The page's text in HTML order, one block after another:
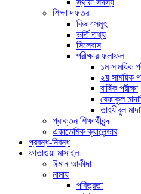
স্থায়ী সদস্য
শিক্ষা দফতর
বিভাগসমূহ
ভর্তি তথ্য
সিলেবাস
পরীক্ষার ফলাফল
১ম সাময়িক
২য় সাময়িক
বার্ষিক পরীক্ষা
বেফাকুল
তাহযীবুল
প্রাক্তন শিক্ষার্থীবৃন্দ
একাডেমিক ক্যালেন্ডার
প্রবন্ধ-নিবন্ধ
ফাতাওয়া মাসাইল
ঈমান আকীদা
নামায
পবিত্রতা